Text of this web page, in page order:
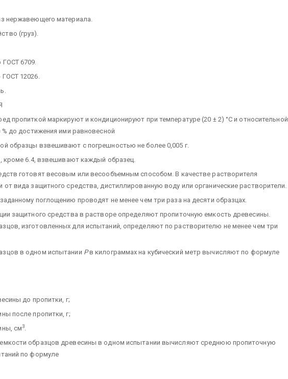
нержавеющего материала.
(груз).
6709.
12026.
пропиткой маркируют и кондиционируют при температуре (20 ± 2) °С и относительной
до достижения ими равновесной
образцы взвешивают с погрешностью не более 0,005 г.
кроме 6.4, взвешивают каждый образец.
готовят весовым или весообъемным способом. В качестве растворителя
вида защитного средства, дистиллированную воду или органические растворители.
поглощению проводят не менее чем три раза на десяти образцах.
защитного средства в растворе определяют пропиточную емкость древесины.
изготовленных для испытаний, определяют по растворителю не менее чем три
в одном испытании Рв килограммах на кубический метр вычисляют по формуле
до пропитки, г;
после пропитки, г;
см3
образцов древесины в одном испытании вычисляют среднюю пропиточную
по формуле